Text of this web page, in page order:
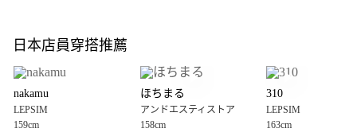
全盈+PAY
大哥付你分期
1.本服務由台灣大哥大提供，台灣大哥大用戶可立即使用無須另外申請。
2.付款方式選擇「大哥付你分期」，訂單成立後會自動跳轉到大哥付的交易
AFTEE先享後付
日本店員穿搭推薦
nakamu
LEPSIM
159cm
ほちまる
アンドエスティストア
158cm
310
LEPSIM
163cm